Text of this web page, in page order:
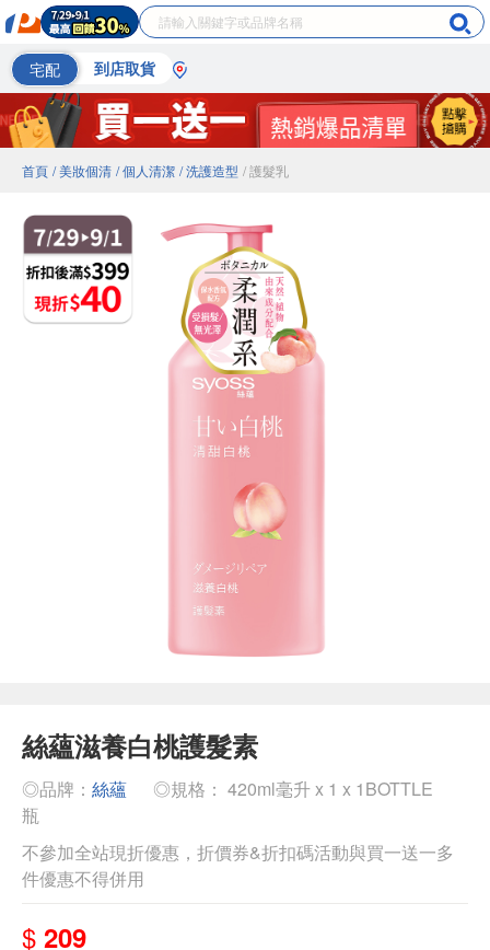
宅配 到店取貨
首頁 / 美妝個清 / 個人清潔 / 洗護造型 / 護髮乳
絲蘊滋養白桃護髮素
◎品牌： 絲蘊
◎規格： 420ml毫升 x 1 x 1BOTTLE
瓶
不參加全站現折優惠，折價券&折扣碼活動與買一送一多
件優惠不得併用
$ 209